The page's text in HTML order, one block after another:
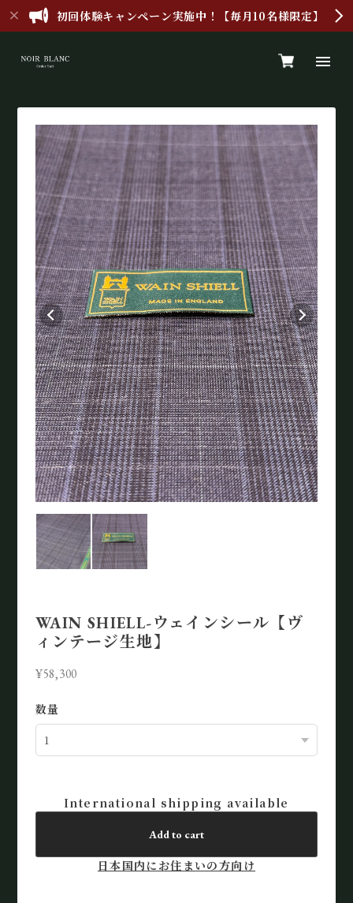
初回体験キャンペーン実施中！【毎月10名様限定】
WAIN SHIELL-ウェインシール【ヴ
ィンテージ生地】
¥58,300
数量
International shipping available
Add to cart
日本国内にお住まいの方向け